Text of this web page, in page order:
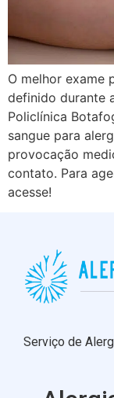
O melhor exame
definido durante
Policlínica
sangue para
provocação
contato. Para
acesse!
Serviço de